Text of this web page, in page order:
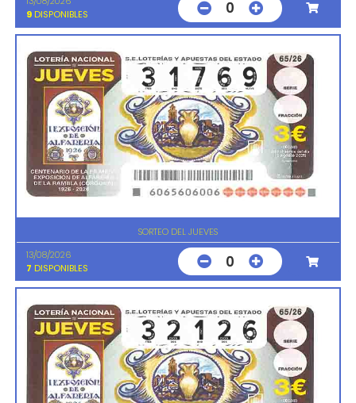
9 DISPONIBLES 0
SORTEO DEL JUEVES
13/08/2026
7 DISPONIBLES 0